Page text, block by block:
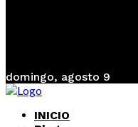
domingo, agosto 9
INICIO